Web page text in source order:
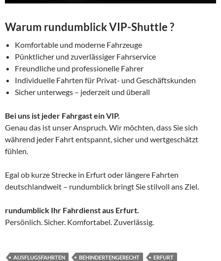
Warum rundumblick VIP-Shuttle ?
Komfortable und moderne Fahrzeuge
Pünktlicher und zuverlässiger Fahrservice
Freundliche und professionelle Fahrer
Individuelle Fahrten für Privat- und Geschäftskunden
Sicher unterwegs – jederzeit und überall
Bei uns ist jeder Fahrgast ein VIP.
Genau das ist unser Anspruch. Wir möchten, dass Sie sich
während jeder Fahrt entspannt, sicher und wertgeschätzt
fühlen.
Egal ob kurze Strecke in Erfurt oder längere Fahrten
deutschlandweit – rundumblick bringt Sie stilvoll ans Ziel.
rundumblick Ihr Fahrdienst aus Erfurt.
Persönlich. Sicher. Komfortabel. Zuverlässig.
AUSFLUGSFAHRTEN BEHINDERTENGERECHT
ERFURT